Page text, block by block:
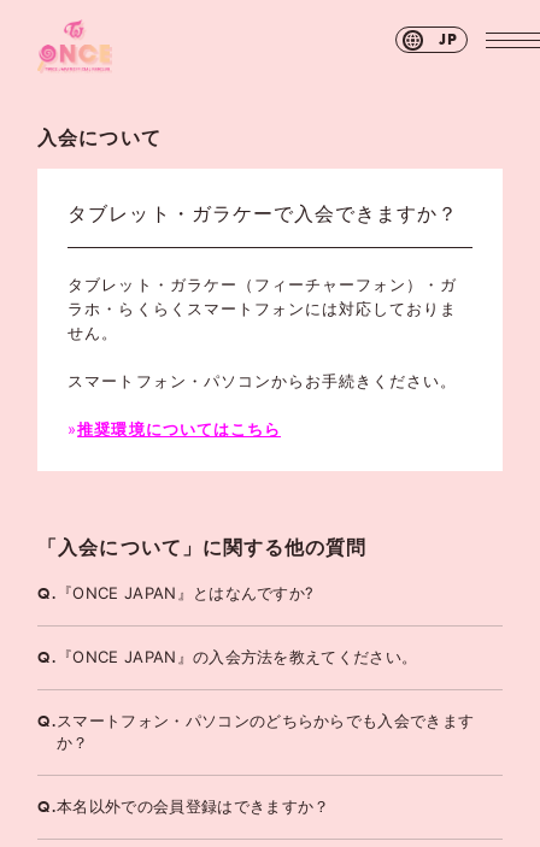
JP
入会について
タブレット・ガラケーで入会できますか？
タブレット・ガラケー（フィーチャーフォン）・ガ
ラホ・らくらくスマートフォンには対応しておりま
せん。
スマートフォン・パソコンからお手続きください。
»推奨環境についてはこちら
「入会について」に関する他の質問
Q. 『ONCE JAPAN』とはなんですか?
Q. 『ONCE JAPAN』の入会方法を教えてください。
Q.スマートフォン・パソコンのどちらからでも入会できます
か？
Q.本名以外での会員登録はできますか？